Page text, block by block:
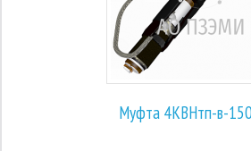
Муфта 4КВНтп-в-